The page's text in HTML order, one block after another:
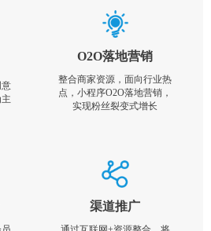
O2O落地营销
整合商家资源，面向行业热
点，小程序O2O落地营销，
实现粉丝裂变式增长
渠道推广